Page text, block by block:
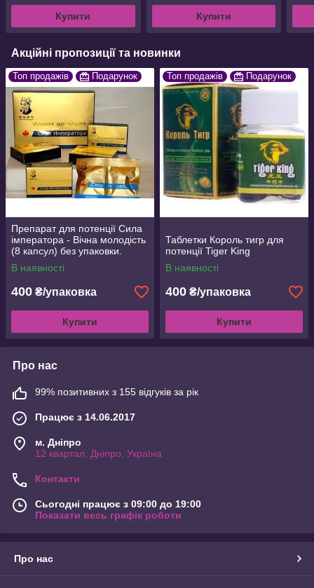
Купити Купити
Акційні пропозиції та новинки
Топ продажів Подарунок
Препарат для потенції Сила
імператора - Вічна молодість
(8 капсул) без упаковки.
В наявності
400 ₴/упаковка
Купити
Топ продажів Подарунок
Таблетки Король тигр для
потенції Tiger King
В наявності
400 ₴/упаковка
Купити
Про нас
99% позитивних з 155 відгуків за рік
Працює з 14.06.2017
м. Дніпро
12 квартал, Дніпро, Україна
Контакти
Сьогодні працює з 09:00 до 19:00
Показати весь графік роботи
Про нас